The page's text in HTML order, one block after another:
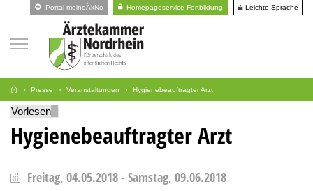
Portal meineÄkNo Homepageservice Fortbildung Leichte Sprache
Presse Veranstaltungen Hygienebeauftragter Arzt
Vorlesen
Hygienebeauftragter Arzt
Freitag, 04.05.2018- Samstag, 09.06.2018